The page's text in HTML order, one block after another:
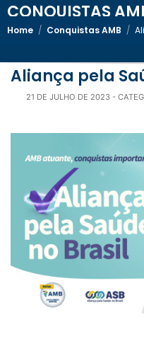
CONQUISTAS
Home / Conquistas AMB /
Aliança pela
21 DE JULHO DE 2023 -